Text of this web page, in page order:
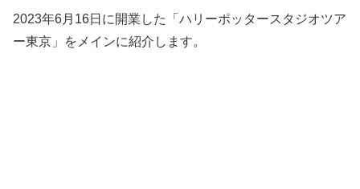
2023年6月16日に開業した「ハリーポッタースタジオツア
ー東京」をメインに紹介します。